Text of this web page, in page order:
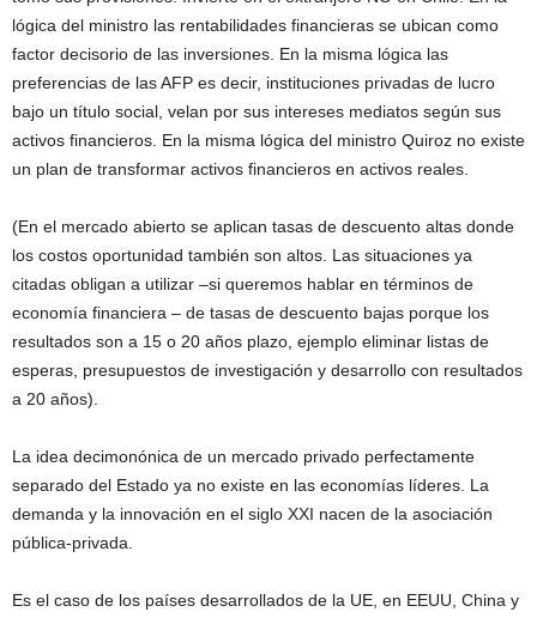
lógica del ministro las rentabilidades financieras se ubican como
factor decisorio de las inversiones. En la misma lógica las
preferencias de las AFP es decir, instituciones privadas de lucro
bajo un título social, velan por sus intereses mediatos según sus
activos financieros. En la misma lógica del ministro Quiroz no existe
un plan de transformar activos financieros en activos reales.
(En el mercado abierto se aplican tasas de descuento altas donde
los costos oportunidad también son altos. Las situaciones ya
citadas obligan a utilizar –si queremos hablar en términos de
economía financiera – de tasas de descuento bajas porque los
resultados son a 15 o 20 años plazo, ejemplo eliminar listas de
esperas, presupuestos de investigación y desarrollo con resultados
a 20 años).
La idea decimonónica de un mercado privado perfectamente
separado del Estado ya no existe en las economías líderes. La
demanda y la innovación en el siglo XXI nacen de la asociación
pública-privada.
Es el caso de los países desarrollados de la UE, en EEUU, China y